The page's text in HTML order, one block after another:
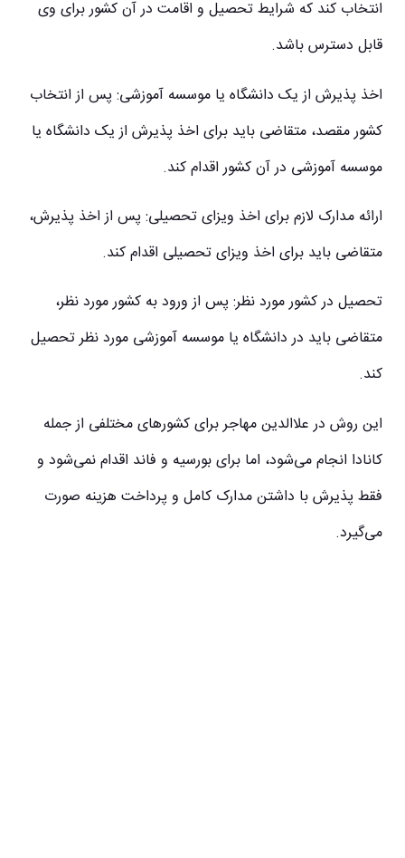
انتخاب کند که شرایط تحصیل و اقامت در آن کشور برای وی
قابل دسترس باشد.
اخذ پذیرش از یک دانشگاه یا موسسه آموزشی: پس از انتخاب
کشور مقصد، متقاضی باید برای اخذ پذیرش از یک دانشگاه یا
موسسه آموزشی در آن کشور اقدام کند.
ارائه مدارک لازم برای اخذ ویزای تحصیلی: پس از اخذ پذیرش،
متقاضی باید برای اخذ ویزای تحصیلی اقدام کند.
تحصیل در کشور مورد نظر: پس از ورود به کشور مورد نظر،
متقاضی باید در دانشگاه یا موسسه آموزشی مورد نظر تحصیل
کند.
این روش در علاالدین مهاجر برای کشورهای مختلفی از جمله
کانادا انجام می‌شود، اما برای بورسیه و فاند اقدام نمی‌شود و
فقط پذیرش با داشتن مدارک کامل و پرداخت هزینه صورت
می‌گیرد.